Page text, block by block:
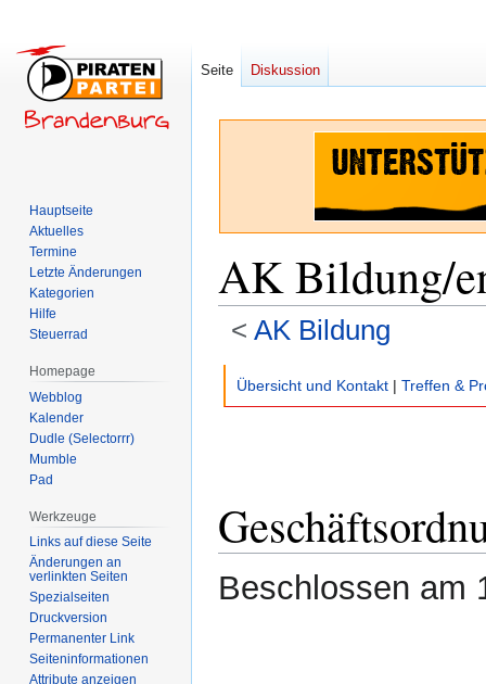
AK Bildung/
< AK Bildung
Zur
Zur
Übersicht und Kontakt | Treffen &
Beschlossen am
Seite Diskussion
Hauptseite
Aktuelles
Termine
Letzte Änderungen
Kategorien
Hilfe
Steuerrad
Homepage
Webblog
Kalender
Dudle (Selectorrr)
Mumble
Pad
Werkzeuge
Links auf diese Seite
Änderungen an
verlinkten Seiten
Spezialseiten
Druckversion
Permanenter Link
Seiten­­informationen
Attribute anzeigen